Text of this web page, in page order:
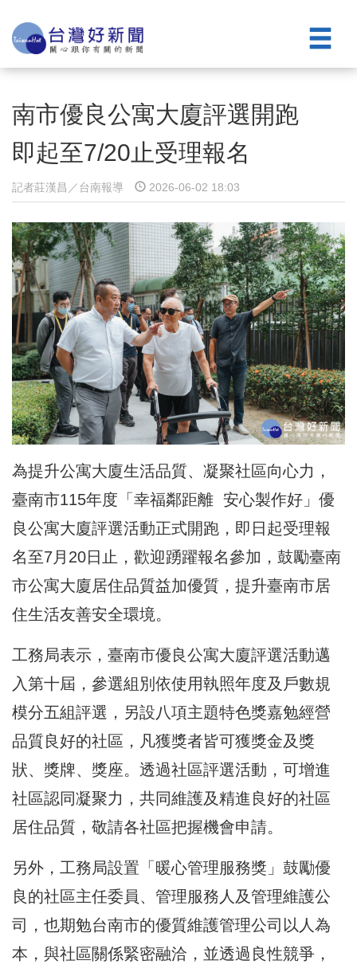
南市優良公寓大廈評選開跑
即起至7/20止受理報名
記者莊漢昌／台南報導 2026-06-02 18:03
為提升公寓大廈生活品質、凝聚社區向心力，
臺南市115年度「幸福鄰距離 安心製作好」優
良公寓大廈評選活動正式開跑，即日起受理報
名至7月20日止，歡迎踴躍報名參加，鼓勵臺南
市公寓大廈居住品質益加優質，提升臺南市居
住生活友善安全環境。
工務局表示，臺南市優良公寓大廈評選活動邁
入第十屆，參選組別依使用執照年度及戶數規
模分五組評選，另設八項主題特色獎嘉勉經營
品質良好的社區，凡獲獎者皆可獲獎金及獎
狀、獎牌、獎座。透過社區評選活動，可增進
社區認同凝聚力，共同維護及精進良好的社區
居住品質，敬請各社區把握機會申請。
另外，工務局設置「暖心管理服務獎」鼓勵優
良的社區主任委員、管理服務人及管理維護公
司，也期勉台南市的優質維護管理公司以人為
本，與社區關係緊密融洽，並透過良性競爭，